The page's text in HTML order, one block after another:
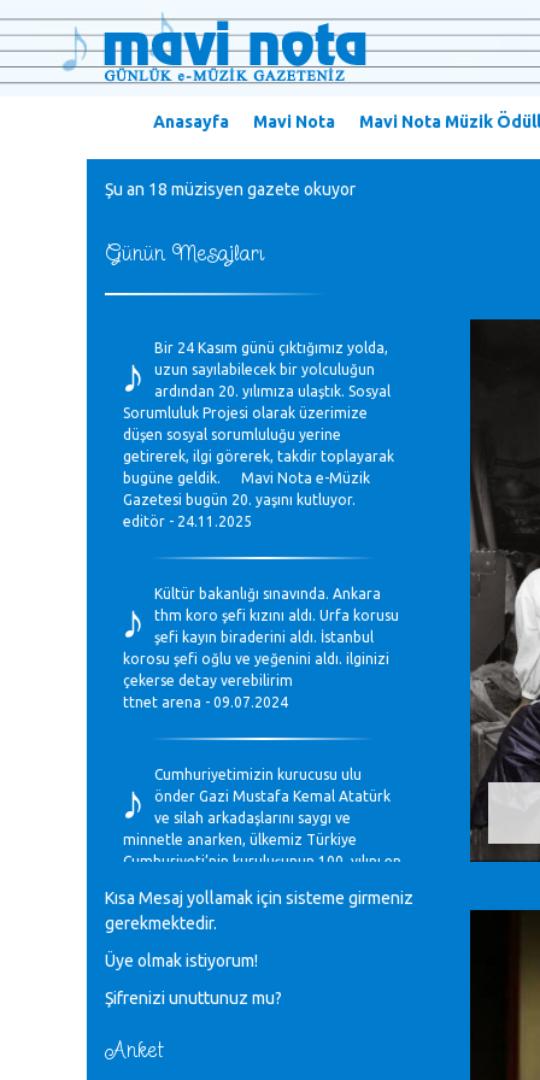
Anasayfa Mavi Nota Mavi Nota Müzik
Şu an 18 müzisyen gazete okuyor
Günün Mesajları
♪
Bir 24 Kasım günü çıktığımız yolda,
uzun sayılabilecek bir yolculuğun
ardından 20. yılımıza ulaştık. Sosyal
Sorumluluk Projesi olarak üzerimize
düşen sosyal sorumluluğu yerine
getirerek, ilgi görerek, takdir toplayarak
bugüne geldik. Mavi Nota e-Müzik
Gazetesi bugün 20. yaşını kutluyor.
editör - 24.11.2025
♪
Kültür bakanlığı sınavında. Ankara
thm koro şefi kızını aldı. Urfa korusu
şefi kayın biraderini aldı. İstanbul
korosu şefi oğlu ve yeğenini aldı. ilginizi
çekerse detay verebilirim
ttnet arena - 09.07.2024
♪
Cumhuriyetimizin kurucusu ulu
önder Gazi Mustafa Kemal Atatürk
ve silah arkadaşlarını saygı ve
minnetle anarken, ülkemiz Türkiye
Cumhuriyeti’nin kuruluşunun 100. yılını en
Mavi Nota - 28.10.2023
♪
Müzik Bölümlerinin Eğitim
Gülşah Sargın Kaptaş - 28.10.2023
Kısa Mesaj yollamak için sisteme girmeniz
gerekmektedir.
Üye olmak istiyorum!
Şifrenizi unuttunuz mu?
Anket